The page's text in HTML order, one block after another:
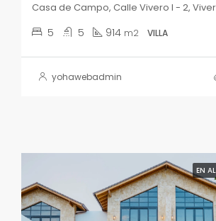
5 5 914 m2 VILLA
yohawebadmin
EN